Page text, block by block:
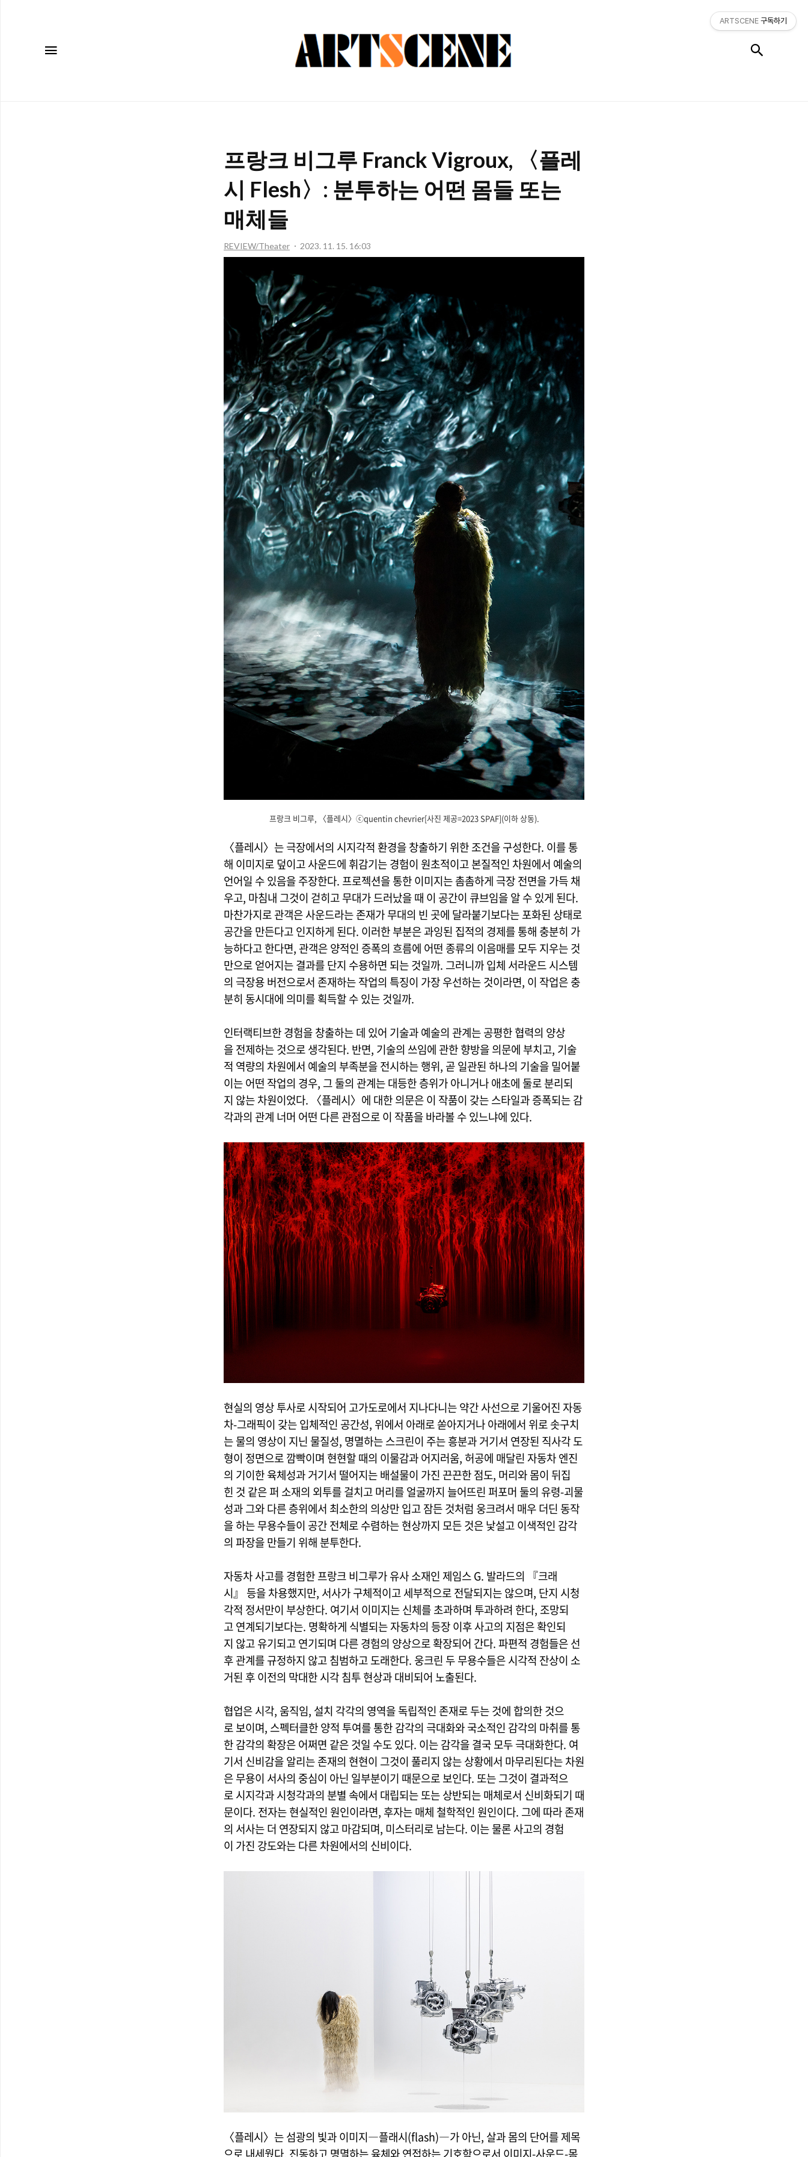
ARTSCENE
프랑크 비그루 Franck Vigroux, 〈플레
시 Flesh〉: 분투하는 어떤 몸들 또는
매체들
REVIEW/Theater 2023. 11. 15. 16:03
프랑크 비그루, 〈플레시〉ⓒquentin chevrier[사진 제공=2023 SPAF](이하 상동).
〈플레시〉는 극장에서의 시지각적 환경을 창출하기 위한 조건을 구성한다. 이를 통
해 이미지로 덮이고 사운드에 휘감기는 경험이 원초적이고 본질적인 차원에서 예술의
언어일 수 있음을 주장한다. 프로젝션을 통한 이미지는 촘촘하게 극장 전면을 가득 채
우고, 마침내 그것이 걷히고 무대가 드러났을 때 이 공간이 큐브임을 알 수 있게 된다.
마찬가지로 관객은 사운드라는 존재가 무대의 빈 곳에 달라붙기보다는 포화된 상태로
공간을 만든다고 인지하게 된다. 이러한 부분은 과잉된 집적의 경제를 통해 충분히 가
능하다고 한다면, 관객은 양적인 증폭의 흐름에 어떤 종류의 이음매를 모두 지우는 것
만으로 얻어지는 결과를 단지 수용하면 되는 것일까. 그러니까 입체 서라운드 시스템
의 극장용 버전으로서 존재하는 작업의 특징이 가장 우선하는 것이라면, 이 작업은 충
분히 동시대에 의미를 획득할 수 있는 것일까.
인터랙티브한 경험을 창출하는 데 있어 기술과 예술의 관계는 공평한 협력의 양상
을 전제하는 것으로 생각된다. 반면, 기술의 쓰임에 관한 향방을 의문에 부치고, 기술
적 역량의 차원에서 예술의 부족분을 전시하는 행위, 곧 일관된 하나의 기술을 밀어붙
이는 어떤 작업의 경우, 그 둘의 관계는 대등한 층위가 아니거나 애초에 둘로 분리되
지 않는 차원이었다. 〈플레시〉에 대한 의문은 이 작품이 갖는 스타일과 증폭되는 감
각과의 관계 너머 어떤 다른 관점으로 이 작품을 바라볼 수 있느냐에 있다.
현실의 영상 투사로 시작되어 고가도로에서 지나다니는 약간 사선으로 기울어진 자동
차-그래픽이 갖는 입체적인 공간성, 위에서 아래로 쏟아지거나 아래에서 위로 솟구치
는 물의 영상이 지닌 물질성, 명멸하는 스크린이 주는 흥분과 거기서 연장된 직사각 도
형이 정면으로 깜빡이며 현현할 때의 이물감과 어지러움, 허공에 매달린 자동차 엔진
의 기이한 육체성과 거기서 떨어지는 배설물이 가진 끈끈한 점도, 머리와 몸이 뒤집
힌 것 같은 퍼 소재의 외투를 걸치고 머리를 얼굴까지 늘어뜨린 퍼포머 둘의 유령-괴물
성과 그와 다른 층위에서 최소한의 의상만 입고 잠든 것처럼 웅크려서 매우 더딘 동작
을 하는 무용수들이 공간 전체로 수렴하는 현상까지 모든 것은 낯설고 이색적인 감각
의 파장을 만들기 위해 분투한다.
자동차 사고를 경험한 프랑크 비그루가 유사 소재인 제임스 G. 발라드의 『크래
시』 등을 차용했지만, 서사가 구체적이고 세부적으로 전달되지는 않으며, 단지 시청
각적 정서만이 부상한다. 여기서 이미지는 신체를 초과하며 투과하려 한다, 조망되
고 연계되기보다는. 명확하게 식별되는 자동차의 등장 이후 사고의 지점은 확인되
지 않고 유기되고 연기되며 다른 경험의 양상으로 확장되어 간다. 파편적 경험들은 선
후 관계를 규정하지 않고 침범하고 도래한다. 웅크린 두 무용수들은 시각적 잔상이 소
거된 후 이전의 막대한 시각 침투 현상과 대비되어 노출된다.
협업은 시각, 움직임, 설치 각각의 영역을 독립적인 존재로 두는 것에 합의한 것으
로 보이며, 스펙터클한 양적 투여를 통한 감각의 극대화와 국소적인 감각의 마취를 통
한 감각의 확장은 어쩌면 같은 것일 수도 있다. 이는 감각을 결국 모두 극대화한다. 여
기서 신비감을 알리는 존재의 현현이 그것이 풀리지 않는 상황에서 마무리된다는 차원
은 무용이 서사의 중심이 아닌 일부분이기 때문으로 보인다. 또는 그것이 결과적으
로 시지각과 시청각과의 분별 속에서 대립되는 또는 상반되는 매체로서 신비화되기 때
문이다. 전자는 현실적인 원인이라면, 후자는 매체 철학적인 원인이다. 그에 따라 존재
의 서사는 더 연장되지 않고 마감되며, 미스터리로 남는다. 이는 물론 사고의 경험
이 가진 강도와는 다른 차원에서의 신비이다.
〈플레시〉는 섬광의 빛과 이미지―플래시(flash)―가 아닌, 살과 몸의 단어를 제목
으로 내세웠다. 진동하고 명멸하는 육체와 연접하는 기호학으로서 이미지-사운드-몸
ARTSCENE 구독하기